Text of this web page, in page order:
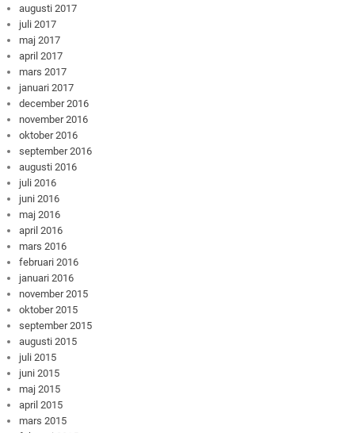
augusti 2017
juli 2017
maj 2017
april 2017
mars 2017
januari 2017
december 2016
november 2016
oktober 2016
september 2016
augusti 2016
juli 2016
juni 2016
maj 2016
april 2016
mars 2016
februari 2016
januari 2016
november 2015
oktober 2015
september 2015
augusti 2015
juli 2015
juni 2015
maj 2015
april 2015
mars 2015